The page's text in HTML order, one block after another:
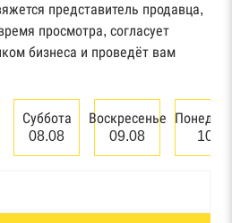
дел Высшего
реестр сведений о
лиц
и знаков обслуживания
представитель продавца,
просмотра, согласует
бизнеса и проведёт вам
Суббота
08.08
Воскресенье
09.08
10.08